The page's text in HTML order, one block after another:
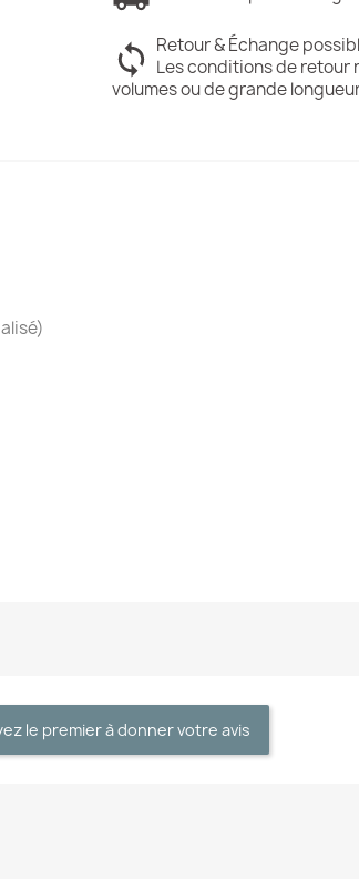
Retour & Échange
Les conditions de retour
volumes ou de grande
le premier à donner votre avis